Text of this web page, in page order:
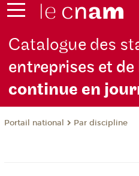
Catalogue des
entreprises et
continue en jou
Portail national Par discipline